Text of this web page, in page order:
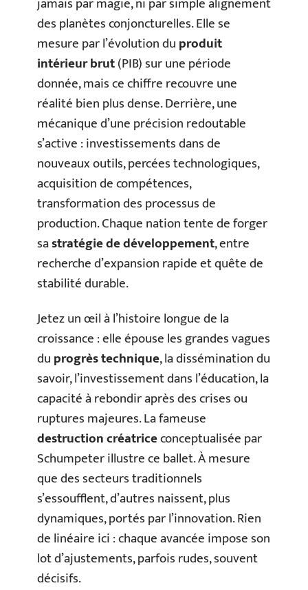
des planètes conjoncturelles. Elle se
mesure par l’évolution duproduit
intérieur brut(PIB) sur une période
donnée, mais ce chiffre recouvre une
réalité bien plus dense. Derrière, une
mécanique d’une précision redoutable
s’active : investissements dans de
nouveaux outils, percées technologiques,
acquisition de compétences,
transformation des processus de
production. Chaque nation tente de forger
sastratégie de développement, entre
recherche d’expansion rapide et quête de
stabilité durable.
Jetez un œil à l’histoire longue de la
croissance : elle épouse les grandes vagues
duprogrès technique, la dissémination du
savoir, l’investissement dans l’éducation, la
capacité à rebondir après des crises ou
ruptures majeures. La fameuse
destruction créatriceconceptualisée par
Schumpeter illustre ce ballet. À mesure
que des secteurs traditionnels
s’essoufflent, d’autres naissent, plus
dynamiques, portés par l’innovation. Rien
de linéaire ici : chaque avancée impose son
lot d’ajustements, parfois rudes, souvent
décisifs.